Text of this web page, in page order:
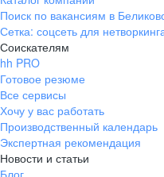
Поиск по вакансиям в
Сетка: соцсеть для
Соискателям
hh PRO
Готовое резюме
Все сервисы
Хочу у вас работать
Производственный календарь
Экспертная рекомендация
Новости и статьи
Блог